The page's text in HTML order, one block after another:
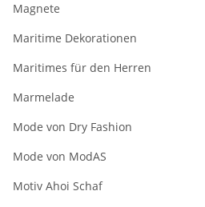
Magnete
Maritime Dekorationen
Maritimes für den Herren
Marmelade
Mode von Dry Fashion
Mode von ModAS
Motiv Ahoi Schaf